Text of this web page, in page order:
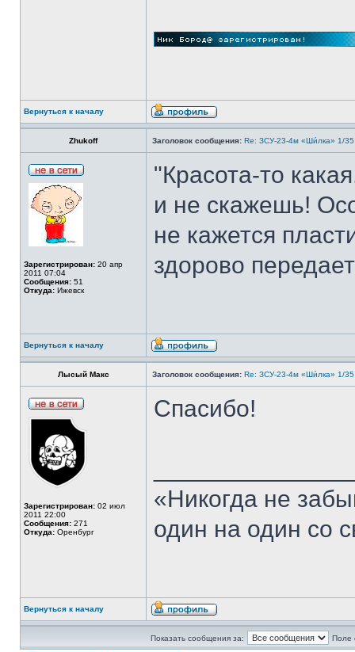
Вернуться к началу
Zhukoff Заголовок сообщения: Re: ЗСУ-23-4м «Ши́лка» 1/35
Зарегистрирован: 20 апр
2011 07:04
Сообщения: 51
Откуда: Ижевск
"Красота-то
и не скажешь!
не кажется
здорово
Вернуться к началу
Лысый Макс Заголовок сообщения: Re: ЗСУ-23-4м «Ши́лка» 1/35
Зарегистрирован: 02 июл
2011 22:00
Сообщения: 271
Откуда: Оренбург
Спасибо!
«Никогда не
один на один со
Вернуться к началу
Показать сообщения за: Поле